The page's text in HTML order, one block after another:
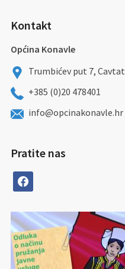
Kontakt
Općina Konavle
Trumbićev put 7, Cavtat
+385 (0)20 478401
info@opcinakonavle.hr
Pratite nas
facebook